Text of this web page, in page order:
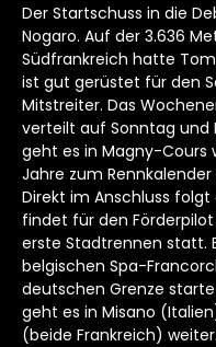
Der Startschuss in die
Nogaro. Auf der 3.636
Südfrankreich hatte
ist gut gerüstet für den
Mitstreiter. Das
verteilt auf Sonntag und
geht es in Magny-Cours
Jahre zum
Direkt im Anschluss folgt
findet für den Förderpilot
erste Stadtrennen statt.
belgischen Spa-
deutschen Grenze
geht es in Misano
(beide Frankreich) weiter.